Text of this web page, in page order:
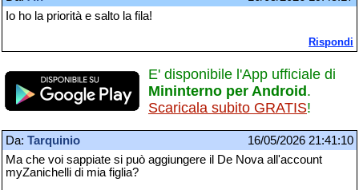
Io ho la priorità e salto la fila!
Rispondi
E' disponibile l'App ufficiale di
Mininterno per Android.
Scaricala subito GRATIS!
Da: Tarquinio
16/05/2026 21:41:10
Ma che voi sappiate si può aggiungere il De Nova all'account
myZanichelli di mia figlia?